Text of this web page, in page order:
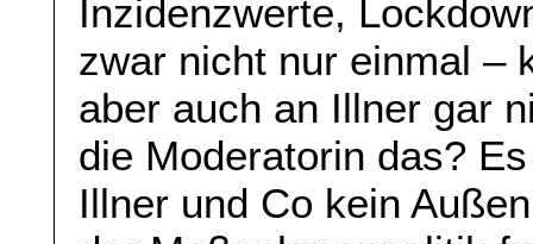
Inzidenzwerte,
zwar nicht nur einmal –
aber auch an Illner gar
die Moderatorin das?
Illner und Co kein